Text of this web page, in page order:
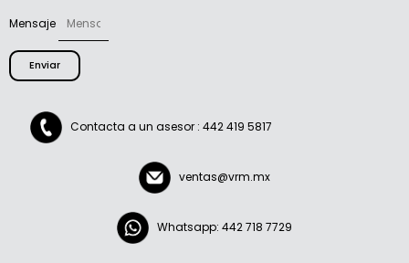
Mensaje
Enviar
Contacta a un asesor : 442 419 5817
ventas@vrm.mx
Whatsapp: 442 718 7729